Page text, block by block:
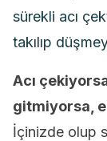
sürekli acı
takılıp
Acı
gitmiyorsa,
İçinizde olup